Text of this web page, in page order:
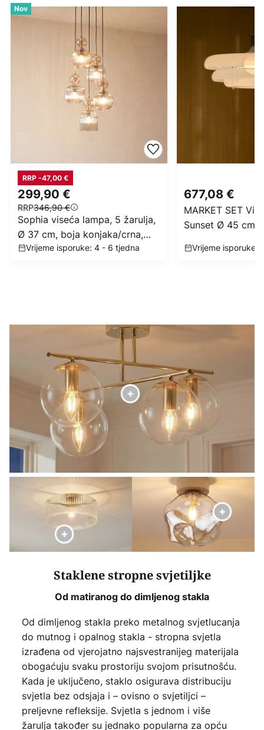
Nov
299,90 €
RRP346,90 €
RRP -47,00 €
Sophia viseća lampa, 5 žarulja,
Ø 37 cm, boja konjaka/crna,
E14Vrijeme isporuke: 4 - 6 tjedna
677,08 €
MARKET SET
Sunset Ø 45 cm,
Vrijeme isporuke:
Staklene stropne svjetiljke
Od matiranog do dimljenog stakla
Od dimljenog stakla preko metalnog svjetlucanja
do mutnog i opalnog stakla - stropna svjetla
izrađena od vjerojatno najsvestranijeg materijala
obogaćuju svaku prostoriju svojom prisutnošću.
Kada je uključeno, staklo osigurava distribuciju
svjetla bez odsjaja i – ovisno o svjetiljci –
preljevne refleksije. Svjetla s jednom i više
žarulja također su jednako popularna za opću